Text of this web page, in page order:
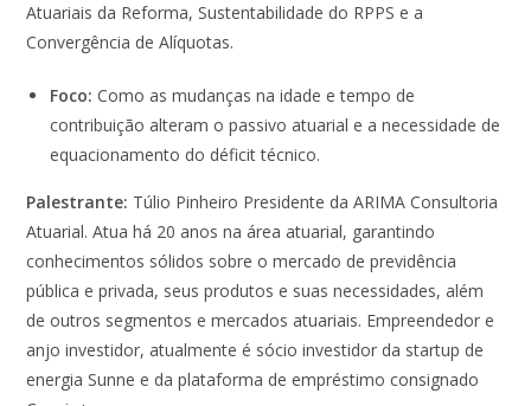
Atuariais da Reforma, Sustentabilidade do RPPS e a
Convergência de Alíquotas.
Foco:Como as mudanças na idade e tempo de
contribuição alteram o passivo atuarial e a necessidade de
equacionamento do déficit técnico.
Palestrante: Túlio Pinheiro Presidente da ARIMA Consultoria
Atuarial. Atua há 20 anos na área atuarial, garantindo
conhecimentos sólidos sobre o mercado de previdência
pública e privada, seus produtos e suas necessidades, além
de outros segmentos e mercados atuariais. Empreendedor e
anjo investidor, atualmente é sócio investidor da startup de
energia Sunne e da plataforma de empréstimo consignado